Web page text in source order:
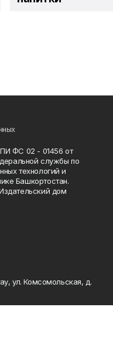
ФС 02 - 01456 от
службы по
технологий и
Башкортостан.
дом
ул. Комсомольская, д.